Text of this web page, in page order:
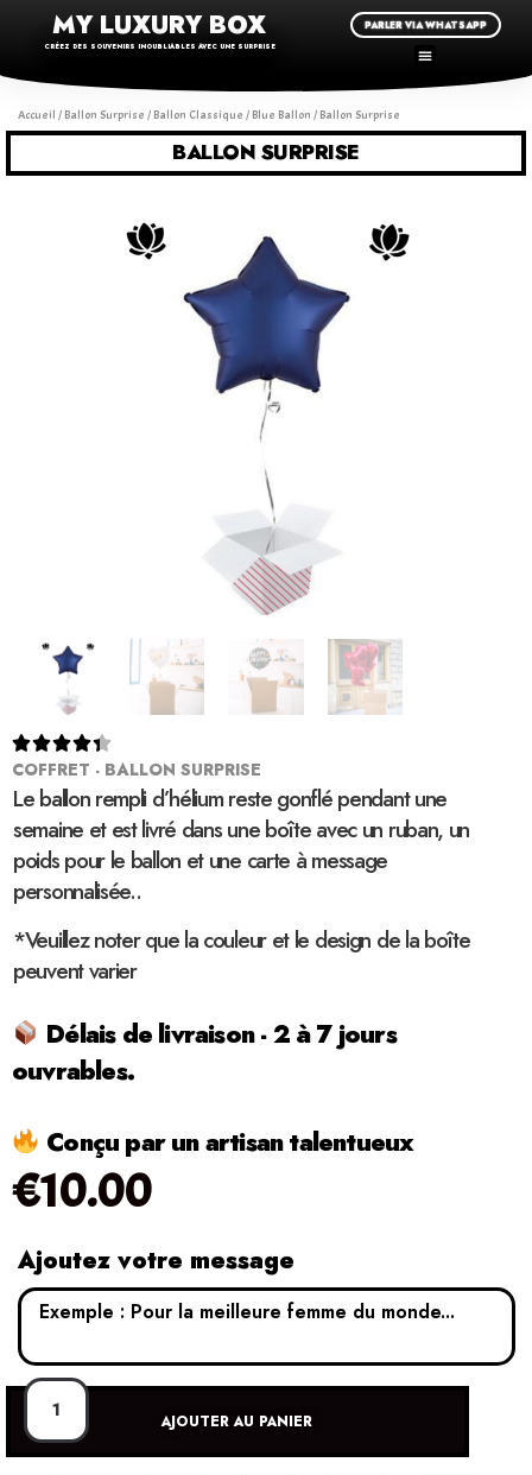
MY LUXURY BOX
CRÉEZ DES SOUVENIRS INOUBLIABLES AVEC UNE SURPRISE
PARLER VIA WHATSAPP
Accueil / Ballon Surprise / Ballon Classique / Blue Ballon / Ballon Surprise
BALLON SURPRISE

COFFRET - BALLON SURPRISE
Le ballon rempli d’hélium reste gonflé pendant une
semaine et est livré dans une boîte avec un ruban, un
poids pour le ballon et une carte à message
personnalisée..
*Veuillez noter que la couleur et le design de la boîte
peuvent varier
Délais de livraison - 2 à 7 jours
ouvrables.
Conçu par un artisan talentueux
€10.00
Ajoutez votre message
AJOUTER AU PANIER